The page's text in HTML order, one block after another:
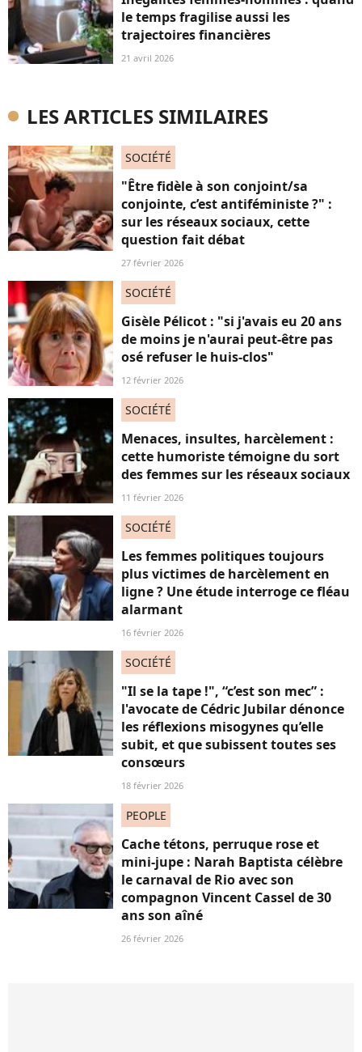
le temps fragilise aussi les
trajectoires financières
21 avril 2026
LES ARTICLES SIMILAIRES
SOCIÉTÉ
"Être fidèle à son conjoint/sa
conjointe, c’est antiféministe ?" :
sur les réseaux sociaux, cette
question fait débat
27 février 2026
SOCIÉTÉ
Gisèle Pélicot : "si j'avais eu 20 ans
de moins je n'aurai peut-être pas
osé refuser le huis-clos"
12 février 2026
SOCIÉTÉ
Menaces, insultes, harcèlement :
cette humoriste témoigne du sort
des femmes sur les réseaux sociaux
11 février 2026
SOCIÉTÉ
Les femmes politiques toujours
plus victimes de harcèlement en
ligne ? Une étude interroge ce fléau
alarmant
16 février 2026
SOCIÉTÉ
"Il se la tape !", “c’est son mec” :
l'avocate de Cédric Jubilar dénonce
les réflexions misogynes qu’elle
subit, et que subissent toutes ses
consœurs
18 février 2026
PEOPLE
Cache tétons, perruque rose et
mini-jupe : Narah Baptista célèbre
le carnaval de Rio avec son
compagnon Vincent Cassel de 30
ans son aîné
26 février 2026